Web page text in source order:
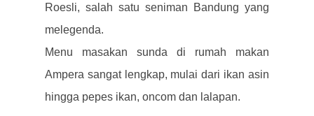
Roesli, salah satu seniman Bandung yang
melegenda.
Menu masakan sunda di rumah makan
Ampera sangat lengkap, mulai dari ikan asin
hingga pepes ikan, oncom dan lalapan.